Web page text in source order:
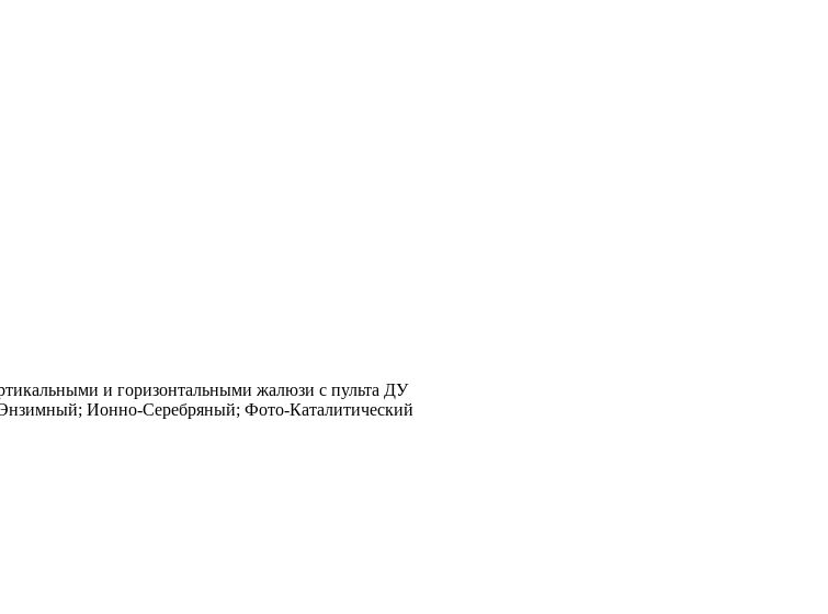
и горизонтальными жалюзи с пульта ДУ
Ионно-Серебряный; Фото-Каталитический